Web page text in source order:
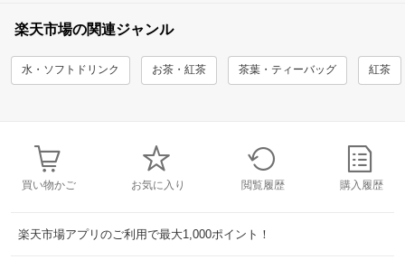
楽天市場の関連ジャンル
水・ソフトドリンク お茶・紅茶 茶葉・ティーバッグ 紅茶
買い物かご お気に入り 閲覧履歴 購入履歴
楽天市場アプリのご利用で最大1,000ポイント！